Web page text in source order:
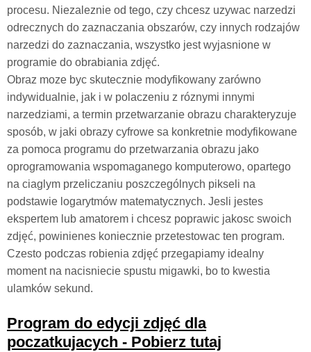
procesu. Niezaleznie od tego, czy chcesz uzywac narzedzi
odrecznych do zaznaczania obszarów, czy innych rodzajów
narzedzi do zaznaczania, wszystko jest wyjasnione w
programie do obrabiania zdjęć.
Obraz moze byc skutecznie modyfikowany zarówno
indywidualnie, jak i w polaczeniu z róznymi innymi
narzedziami, a termin przetwarzanie obrazu charakteryzuje
sposób, w jaki obrazy cyfrowe sa konkretnie modyfikowane
za pomoca programu do przetwarzania obrazu jako
oprogramowania wspomaganego komputerowo, opartego
na ciaglym przeliczaniu poszczególnych pikseli na
podstawie logarytmów matematycznych. Jesli jestes
ekspertem lub amatorem i chcesz poprawic jakosc swoich
zdjęć, powinienes koniecznie przetestowac ten program.
Czesto podczas robienia zdjęć przegapiamy idealny
moment na nacisniecie spustu migawki, bo to kwestia
ulamków sekund.
Program do edycji zdjęć dla
poczatkujacych - Pobierz tutaj